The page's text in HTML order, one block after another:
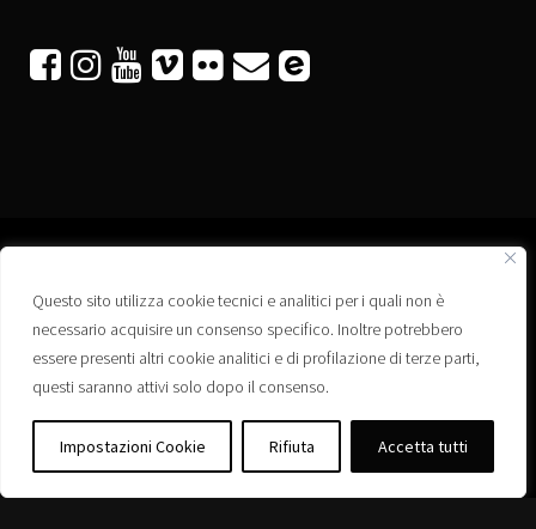
Questo sito utilizza cookie tecnici e analitici per i quali non è
necessario acquisire un consenso specifico. Inoltre potrebbero
essere presenti altri cookie analitici e di profilazione di terze parti,
questi saranno attivi solo dopo il consenso.
Impostazioni Cookie Rifiuta Accetta tutti
     
Associazione “Corti a Ponte” APS
Via Wagner, 42 - 35020 Ponte San Nicolò (PD)
C.F. 92223660280
Privacy policy
Registro delle Associazioni di Promozione Sociale – Regione Veneto –
Iscrizione n. PS/PD0364
Albo delle Associazioni – Comune di Ponte San Nicolò – Iscrizione n. 77